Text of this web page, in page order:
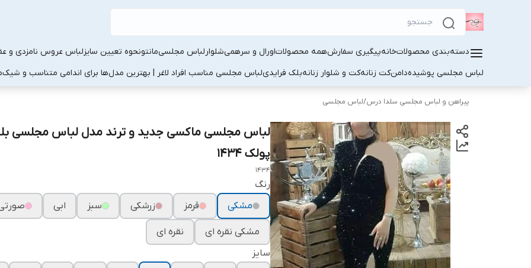
دسته‌بندی محصولاتخانهپیگیری سفارشهمه محصولاتاورال و سرهمیشلوارلباس مجلسیمانتونحوه تعیین سایزلباس عروس نامزدی و
لباس مجلسی پوشیدهدامنکت زنانهکت و شلوار زنانهبلک فرایدیلباس مجلسی مناسب افراد لاغر | بهترین مدل‌ها برای اندامی متناسب و شیک
پیراهن و لباس مجلسی سلدا درس/لباس مجلسی
لباس مجلسی ماکسی جدید و ترند مدل لباس مجلسی
پولک ۱۴۳۴
1434
رنگ
مشکی
قرمز زرشکی سبز ابی
مشکی نقره ای
نقره ای
سایز